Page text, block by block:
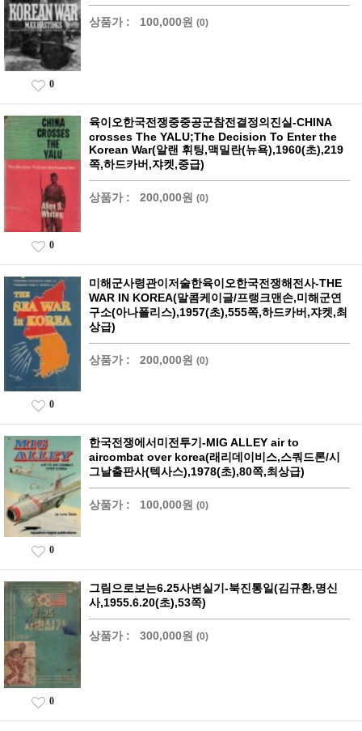
상품가 : 100,000원 (0)
0
육이오한국전쟁중중공군참전결정의진실-CHINA
crosses The YALU;The Decision To Enter the
Korean War(알랜 휘팅,맥밀란(뉴욕),1960(초),219
쪽,하드카버,쟈켓,중급)
상품가 : 200,000원 (0)
0
미해군사령관이저술한육이오한국전쟁해전사-THE
WAR IN KOREA(말콤케이글/프랭크맨손,미해군연
구소(아나폴리스),1957(초),555쪽,하드카버,쟈켓,최
상급)
상품가 : 200,000원 (0)
0
한국전쟁에서미전투기-MIG ALLEY air to
aircombat over korea(래리데이비스,스쿼드론/시
그날출판사(텍사스),1978(초),80쪽,최상급)
상품가 : 100,000원 (0)
0
그림으로보는6.25사변실기-북진통일(김규환,명신
사,1955.6.20(초),53쪽)
상품가 : 300,000원 (0)
0